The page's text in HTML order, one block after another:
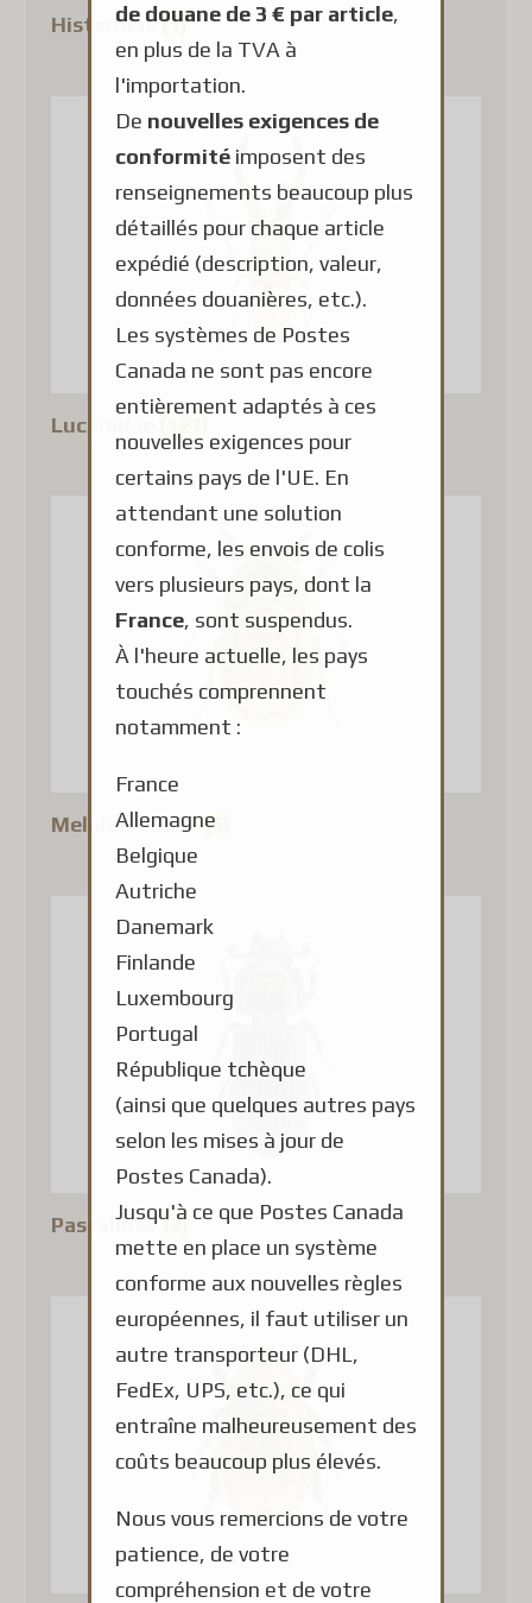
Histeridae(1)
Lucanidae
Melolonthidae(5)
Passalidae(2)
de douane de 3 € par article,
en plus de la TVA à
l'importation.
De nouvelles exigences de
conformité imposent des
renseignements beaucoup plus
détaillés pour chaque article
expédié (description, valeur,
données douanières, etc.).
Les systèmes de Postes
Canada ne sont pas encore
entièrement adaptés à ces
nouvelles exigences pour
certains pays de l'UE. En
attendant une solution
conforme, les envois de colis
vers plusieurs pays, dont la
France, sont suspendus.
À l'heure actuelle, les pays
touchés comprennent
notamment :
France
Allemagne
Belgique
Autriche
Danemark
Finlande
Luxembourg
Portugal
République tchèque
(ainsi que quelques autres pays
selon les mises à jour de
Postes Canada).
Jusqu'à ce que Postes Canada
mette en place un système
conforme aux nouvelles règles
européennes, il faut utiliser un
autre transporteur (DHL,
FedEx, UPS, etc.), ce qui
entraîne malheureusement des
coûts beaucoup plus élevés.
Nous vous remercions de votre
patience, de votre
compréhension et de votre